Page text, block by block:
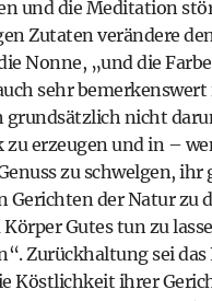
und die Meditation
Zutaten verändere
Nonne, „und die
sehr bemerkenswert
grundsätzlich nicht
zu erzeugen und in –
zu schwelgen, ihr
Gerichten der Natur zu
Körper Gutes tun zu
Zurückhaltung sei das
Köstlichkeit ihrer